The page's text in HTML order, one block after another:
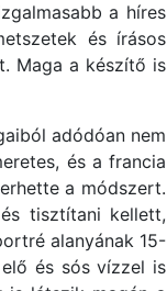
a híres
és írásos
Maga a készítő is
adódóan nem
és a francia
a módszert.
tisztítani kellett,
alanyának 15-
és sós vízzel is